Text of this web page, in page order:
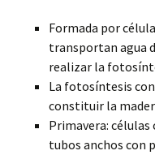
Formada por
transportan agua
realizar la
La fotosíntesis
constituir la
Primavera:
tubos anchos con